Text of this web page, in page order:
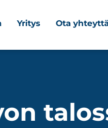
Yritys Ota